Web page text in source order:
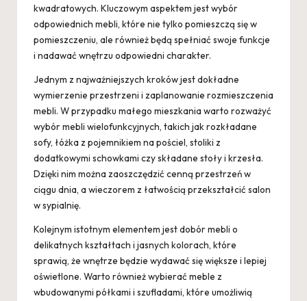
kwadratowych. Kluczowym aspektem jest wybór
odpowiednich mebli, które nie tylko pomieszczą się w
pomieszczeniu, ale również będą spełniać swoje funkcje
i nadawać wnętrzu odpowiedni charakter.
Jednym z najważniejszych kroków jest dokładne
wymierzenie przestrzeni i zaplanowanie rozmieszczenia
mebli. W przypadku małego mieszkania warto rozważyć
wybór mebli wielofunkcyjnych, takich jak rozkładane
sofy, łóżka z pojemnikiem na pościel, stoliki z
dodatkowymi schowkami czy składane stoły i krzesła.
Dzięki nim można zaoszczędzić cenną przestrzeń w
ciągu dnia, a wieczorem z łatwością przekształcić salon
w sypialnię.
Kolejnym istotnym elementem jest dobór mebli o
delikatnych kształtach i jasnych kolorach, które
sprawią, że wnętrze będzie wydawać się większe i lepiej
oświetlone. Warto również wybierać meble z
wbudowanymi półkami i szufladami, które umożliwią